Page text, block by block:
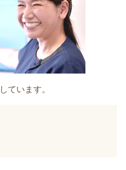
ています。